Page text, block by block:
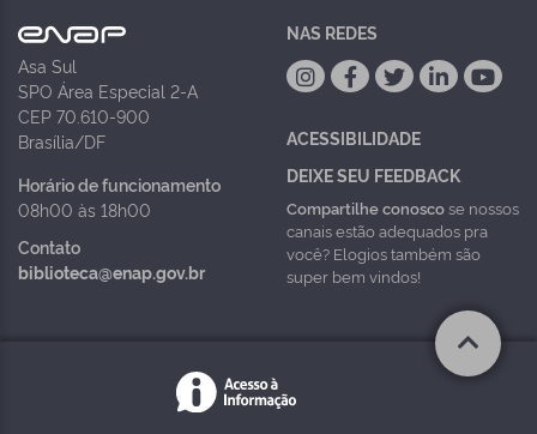
Asa Sul
SPO Área Especial 2-A
CEP 70.610-900
Brasília/DF
Horário de funcionamento
08h00 às 18h00
Contato
biblioteca@enap.gov.br
NAS REDES
ACESSIBILIDADE
DEIXE SEU FEEDBACK
Compartilhe conoscose nossos
canais estão adequados pra
você? Elogios também são
super bem vindos!